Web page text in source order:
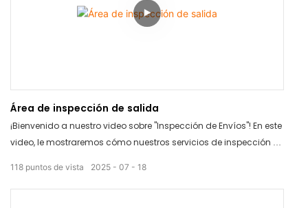
Área de inspección de salida
¡Bienvenido a nuestro video sobre "Inspección de Envíos"! En este
video, le mostraremos cómo nuestros servicios de inspección de
envíos. Con nuestros detallados informes de inspección, tendrá
la tranquilidad de saber que sus productos cumplen con sus
2025 07 18
118 puntos de vista